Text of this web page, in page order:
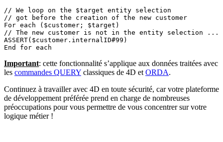
// We loop on the $target entity selection
// got before the creation of the new customer
For each ($customer; $target)
// The new customer is not in the entity selection ...
ASSERT($customer.internalID#99)
End for each
Important: cette fonctionnalité s’applique aux données traitées avec
les commandes QUERY classiques de 4D et ORDA.
Continuez à travailler avec 4D en toute sécurité, car votre plateforme
de développement préférée prend en charge de nombreuses
préoccupations pour vous permettre de vous concentrer sur votre
logique métier !